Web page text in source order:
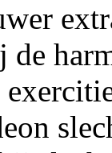
de